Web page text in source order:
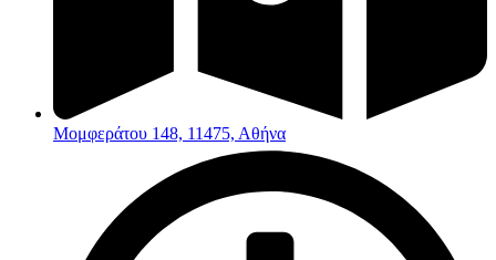
Μομφεράτου 148, 11475, Αθήνα